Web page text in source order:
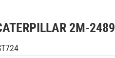
2M-2489